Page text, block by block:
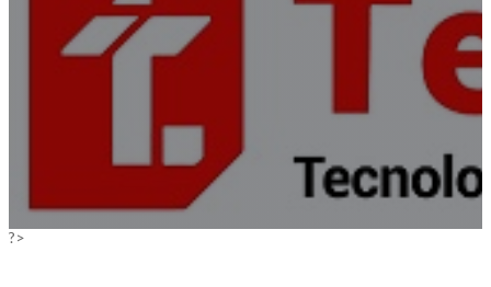
?>
Repuestos y Consumibles